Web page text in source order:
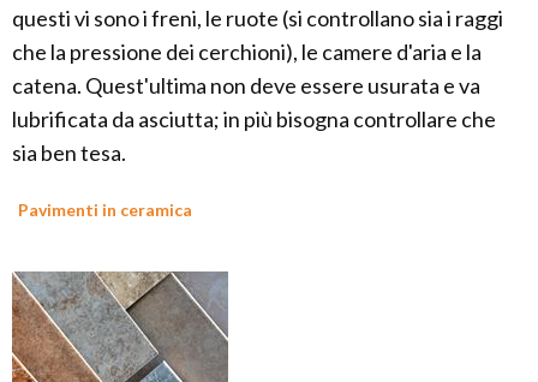
questi vi sono i freni, le ruote (si controllano sia i raggi
che la pressione dei cerchioni), le camere d'aria e la
catena. Quest'ultima non deve essere usurata e va
lubrificata da asciutta; in più bisogna controllare che
sia ben tesa.
Pavimenti in ceramica